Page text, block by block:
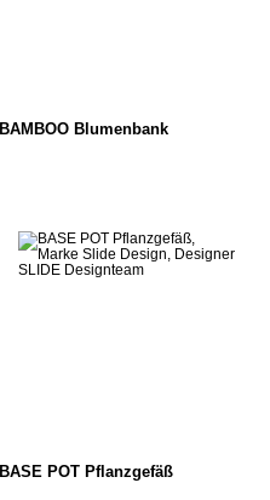
BAMBOO Blumenbank
BASE POT Pflanzgefäß